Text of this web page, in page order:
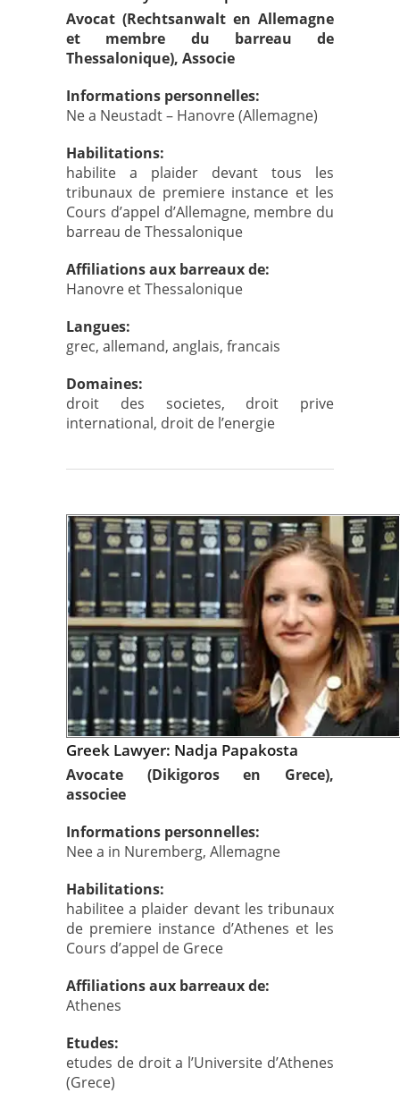
Avocat (Rechtsanwalt en Allemagne
et membre du barreau de
Thessalonique), Associe
Informations personnelles:
Ne a Neustadt – Hanovre (Allemagne)
Habilitations:
habilite a plaider devant tous les
tribunaux de premiere instance et les
Cours d’appel d’Allemagne, membre du
barreau de Thessalonique
Affiliations aux barreaux de:
Hanovre et Thessalonique
Langues:
grec, allemand, anglais, francais
Domaines:
droit des societes, droit prive
international, droit de l’energie
Greek Lawyer: Nadja Papakosta
Avocate (Dikigoros en Grece),
associee
Informations personnelles:
Nee a in Nuremberg, Allemagne
Habilitations:
habilitee a plaider devant les tribunaux
de premiere instance d’Athenes et les
Cours d’appel de Grece
Affiliations aux barreaux de:
Athenes
Etudes:
etudes de droit a l’Universite d’Athenes
(Grece)